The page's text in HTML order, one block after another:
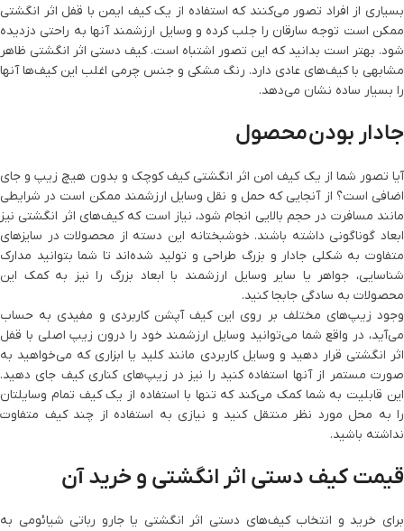
بسیاری از افراد تصور می‌کنند که استفاده از یک کیف ایمن با قفل اثر انگشتی
ممکن است توجه سارقان را جلب کرده و وسایل ارزشمند آنها به راحتی دزدیده
شود. بهتر است بدانید که این تصور اشتباه است. کیف دستی اثر انگشتی ظاهر
مشابهی با کیف‌های عادی دارد. رنگ مشکی و جنس چرمی اغلب این کیف‌ها آنها
را بسیار ساده نشان می‌دهد.
جادار بودن محصول
آیا تصور شما از یک کیف امن اثر انگشتی کیف کوچک و بدون هیچ زیپ و جای
اضافی است؟ از آنجایی که حمل و نقل وسایل ارزشمند ممکن است در شرایطی
مانند مسافرت در حجم بالایی انجام شود، نیاز است که کیف‌های اثر انگشتی نیز
ابعاد گوناگونی داشته باشند. خوشبختانه این دسته از محصولات در سایزهای
متفاوت به شکلی جادار و بزرگ طراحی و تولید شده‌اند تا شما بتوانید مدارک
شناسایی، جواهر یا سایر وسایل ارزشمند با ابعاد بزرگ را نیز به کمک این
محصولات به سادگی جابجا کنید.
وجود زیپ‌های مختلف بر روی این کیف آپشن کاربردی و مفیدی به حساب
می‌آید، در واقع شما می‌توانید وسایل ارزشمند خود را درون زیپ اصلی با قفل
اثر انگشتی قرار دهید و وسایل کاربردی مانند کلید یا ابزاری که می‌خواهید به
صورت مستمر از آنها استفاده کنید را نیز در زیپ‌های کناری کیف جای دهید.
این قابلیت به شما کمک می‌کند که تنها با استفاده از یک کیف تمام وسایلتان
را به محل مورد نظر منتقل کنید و نیازی به استفاده از چند کیف متفاوت
نداشته باشید.
قیمت کیف دستی اثر انگشتی و خرید آن
برای خرید و انتخاب کیف‌های دستی اثر انگشتی یا جارو رباتی شیائومی به